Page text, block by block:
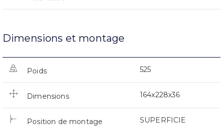
Dimensions et montage
Poids 525
Dimensions 164x228x36
Position de montage SUPERFICIE